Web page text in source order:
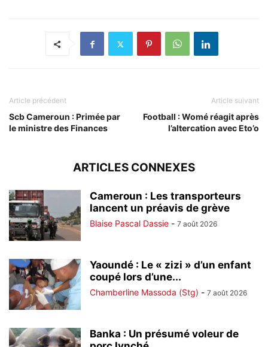
Article précédent
Scb Cameroun : Primée par
le ministre des Finances
Article suivant
Football : Womé réagit après
l’altercation avec Eto’o
ARTICLES CONNEXES
Cameroun : Les transporteurs
lancent un préavis de grève
Blaise Pascal Dassie - 7 août 2026
Yaoundé : Le « zizi » d’un enfant
coupé lors d’une...
Chamberline Massoda (Stg) - 7 août 2026
Banka : Un présumé voleur de